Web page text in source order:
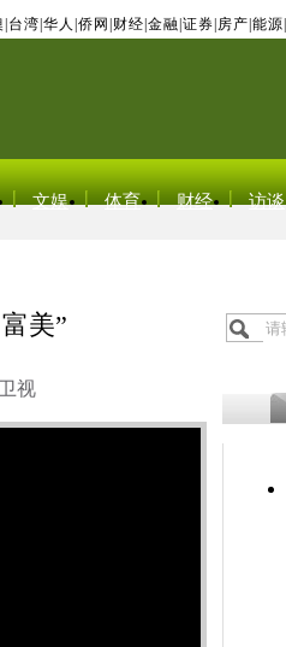
台湾 华人 侨网 财经 金融 证券 房产 能源
文娱 体育 财经 访谈
美”
视